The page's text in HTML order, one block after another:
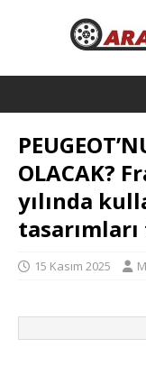
OLACAK?
yılında
15 Kasım 2025